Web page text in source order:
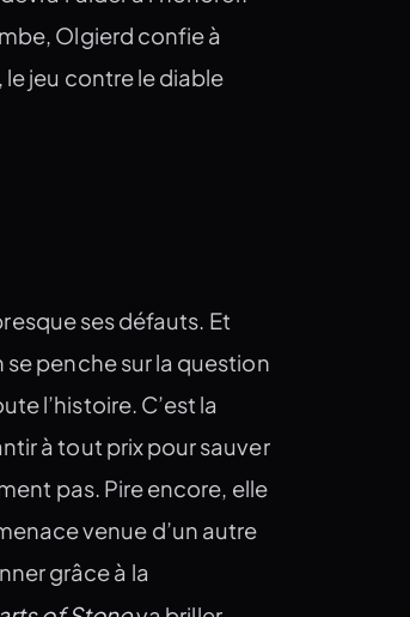
Olgierd confie à
jeu contre le diable
ses défauts. Et
se penche sur la question
l’histoire. C’est la
à tout prix pour sauver
pas. Pire encore, elle
venue d’un autre
grâce à la